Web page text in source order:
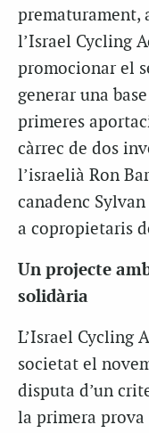
prematurament,
l’Israel Cycling
promocionar el
generar una
primeres
càrrec de dos
l’israelià Ron
canadenc
a copropietaris
Un projecte
solidària
L’Israel Cycling
societat el
disputa d’un
la primera prova